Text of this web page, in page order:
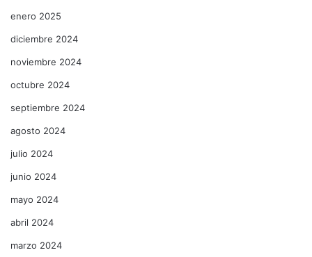
enero 2025
diciembre 2024
noviembre 2024
octubre 2024
septiembre 2024
agosto 2024
julio 2024
junio 2024
mayo 2024
abril 2024
marzo 2024